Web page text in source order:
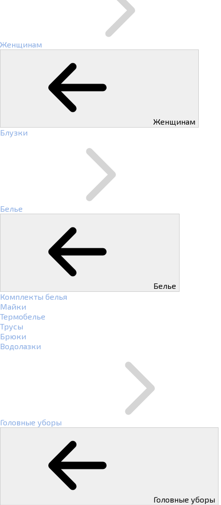
Женщинам
Женщинам
Блузки
Белье
Белье
Комплекты белья
Майки
Термобелье
Трусы
Брюки
Водолазки
Головные уборы
Головные уборы